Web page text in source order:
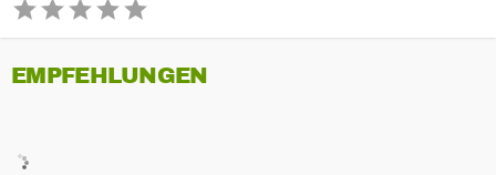
EMPFEHLUNGEN